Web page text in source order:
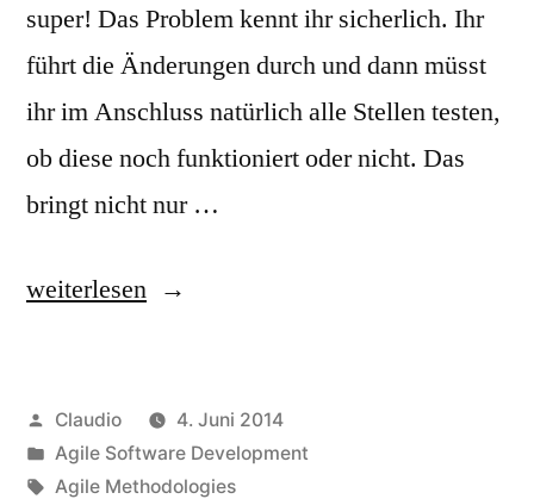
super! Das Problem kennt ihr sicherlich. Ihr
führt die Änderungen durch und dann müsst
ihr im Anschluss natürlich alle Stellen testen,
ob diese noch funktioniert oder nicht. Das
bringt nicht nur …
„Join
If-
Campaign“
weiterlesen
Veröffentlicht
von
Claudio
4. Juni 2014
Veröffentlicht
unter
Agile Software Development
Schlagwörter:
Agile Methodologies